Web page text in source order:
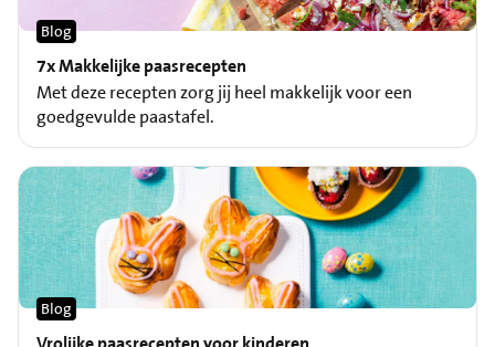
7x Makkelijke paasrecepten
Blog
Met deze recepten zorg jij heel makkelijk voor een
goedgevulde paastafel.
Blog